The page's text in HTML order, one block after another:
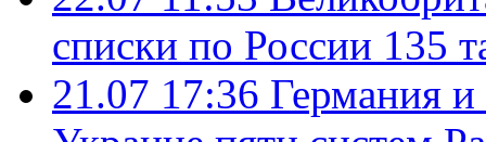
списки по России 135
21.07 17:36 Германия